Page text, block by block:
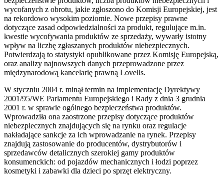
wycofanych z obrotu, jakie zgłoszono do Komisji Europejskiej, jest
na rekordowo wysokim poziomie. Nowe przepisy prawne
dotyczące zasad odpowiedzialności za produkt, regulujące m.in.
kwestie wycofywania produktów ze sprzedaży, wywarły istotny
wpływ na liczbę zgłaszanych produktów niebezpiecznych.
Potwierdzają to statystyki opublikowane przez Komisję Europejską,
oraz analizy najnowszych danych przeprowadzone przez
międzynarodową kancelarię prawną Lovells.
W styczniu 2004 r. minął termin na implementację Dyrektywy
2001/95/WE Parlamentu Europejskiego i Rady z dnia 3 grudnia
2001 r. w sprawie ogólnego bezpieczeństwa produktów.
Wprowadziła ona zaostrzone przepisy dotyczące produktów
niebezpiecznych znajdujących się na rynku oraz regulacje
nakładające sankcje za ich wprowadzanie na rynek. Przepisy
znajdują zastosowanie do producentów, dystrybutorów i
sprzedawców detalicznych szerokiej gamy produktów
konsumenckich: od pojazdów mechanicznych i łodzi poprzez
kosmetyki i zabawki dla dzieci po sprzęt elektryczny.